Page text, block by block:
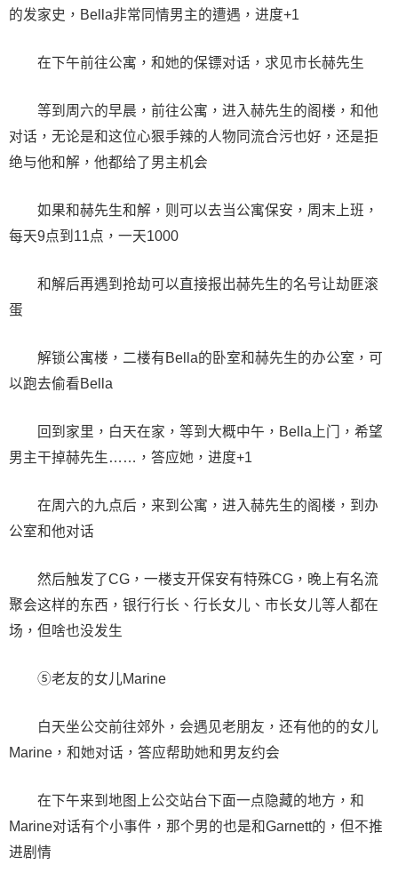
的发家史，Bella非常同情男主的遭遇，进度+1
在下午前往公寓，和她的保镖对话，求见市长赫先生
等到周六的早晨，前往公寓，进入赫先生的阁楼，和他
对话，无论是和这位心狠手辣的人物同流合污也好，还是拒
绝与他和解，他都给了男主机会
如果和赫先生和解，则可以去当公寓保安，周末上班，
每天9点到11点，一天1000
和解后再遇到抢劫可以直接报出赫先生的名号让劫匪滚
蛋
解锁公寓楼，二楼有Bella的卧室和赫先生的办公室，可
以跑去偷看Bella
回到家里，白天在家，等到大概中午，Bella上门，希望
男主干掉赫先生……，答应她，进度+1
在周六的九点后，来到公寓，进入赫先生的阁楼，到办
公室和他对话
然后触发了CG，一楼支开保安有特殊CG，晚上有名流
聚会这样的东西，银行行长、行长女儿、市长女儿等人都在
场，但啥也没发生
⑤老友的女儿Marine
白天坐公交前往郊外，会遇见老朋友，还有他的的女儿
Marine，和她对话，答应帮助她和男友约会
在下午来到地图上公交站台下面一点隐藏的地方，和
Marine对话有个小事件，那个男的也是和Garnett的，但不推
进剧情